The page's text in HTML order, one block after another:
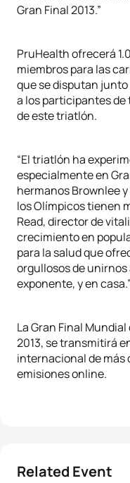
Gran Final 2013.”
PruHealth ofrecerá
miembros para las
que se disputan
a los participantes
de este triatlón.
“El triatlón ha
especialmente en
hermanos Brownlee
los Olímpicos tienen
Read, director de
crecimiento en
para la salud que
orgullosos de
exponente, y en casa.”
La Gran Final
2013, se transmitirá
internacional de más
emisiones online.
Related Event